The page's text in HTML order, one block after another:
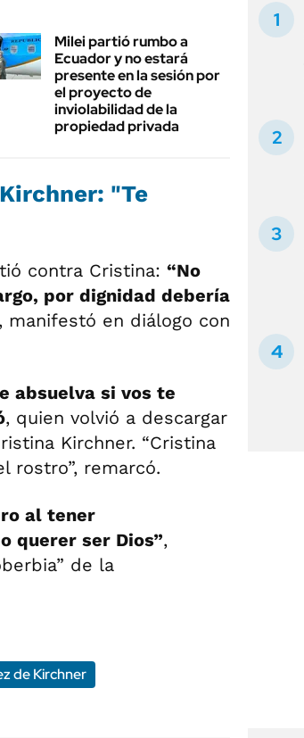
Milei partió rumbo a
Ecuador y no estará
presente en la sesión por
el proyecto de
inviolabilidad de la
propiedad privada
"Te
contra Cristina: “No
por dignidad debería
, manifestó en diálogo con
absuelva si vos te
, quien volvió a descargar
Kirchner. “Cristina
rostro”, remarcó.
al tener
querer ser Dios”,
de la
de Kirchner